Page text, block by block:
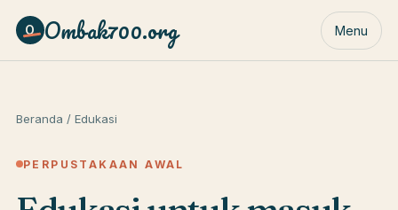
O Ombak700.org Menu
Beranda / Edukasi
PERPUSTAKAAN AWAL